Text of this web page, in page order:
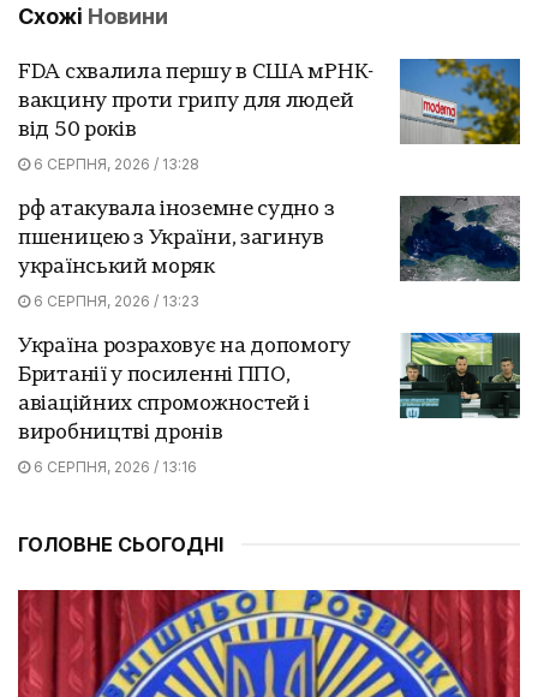
Схожі Новини
FDA схвалила першу в США мРНК-
вакцину проти грипу для людей
від 50 років
6 СЕРПНЯ, 2026 / 13:28
рф атакувала іноземне судно з
пшеницею з України, загинув
український моряк
6 СЕРПНЯ, 2026 / 13:23
Україна розраховує на допомогу
Британії у посиленні ППО,
авіаційних спроможностей і
виробництві дронів
6 СЕРПНЯ, 2026 / 13:16
ГОЛОВНЕ СЬОГОДНІ